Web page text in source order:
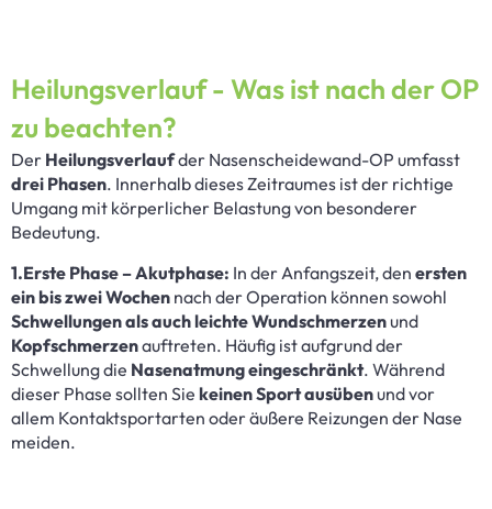
Heilungsverlauf - Was ist nach der OP
zu beachten?
Der Heilungsverlaufder Nasenscheidewand-OP umfasst
drei Phasen. Innerhalb dieses Zeitraumes ist der richtige
Umgang mit körperlicher Belastung von besonderer
Bedeutung.
1.Erste Phase – Akutphase: In der Anfangszeit, den ersten
ein bis zwei Wochen nach der Operation können sowohl
Schwellungen als auch leichte Wundschmerzenund
Kopfschmerzenauftreten. Häufig ist aufgrund der
Schwellung die Nasenatmung eingeschränkt. Während
dieser Phase sollten Sie keinen Sport ausübenund vor
allem Kontaktsportarten oder äußere Reizungen der Nase
meiden.